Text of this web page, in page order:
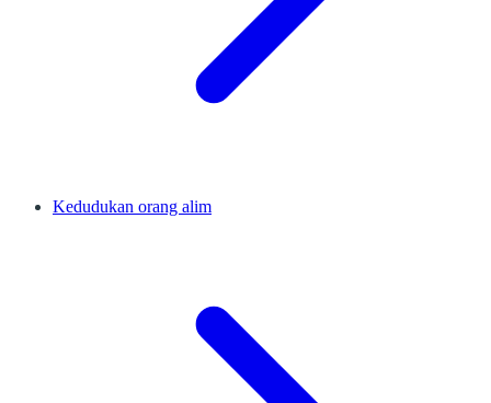
Kedudukan orang alim